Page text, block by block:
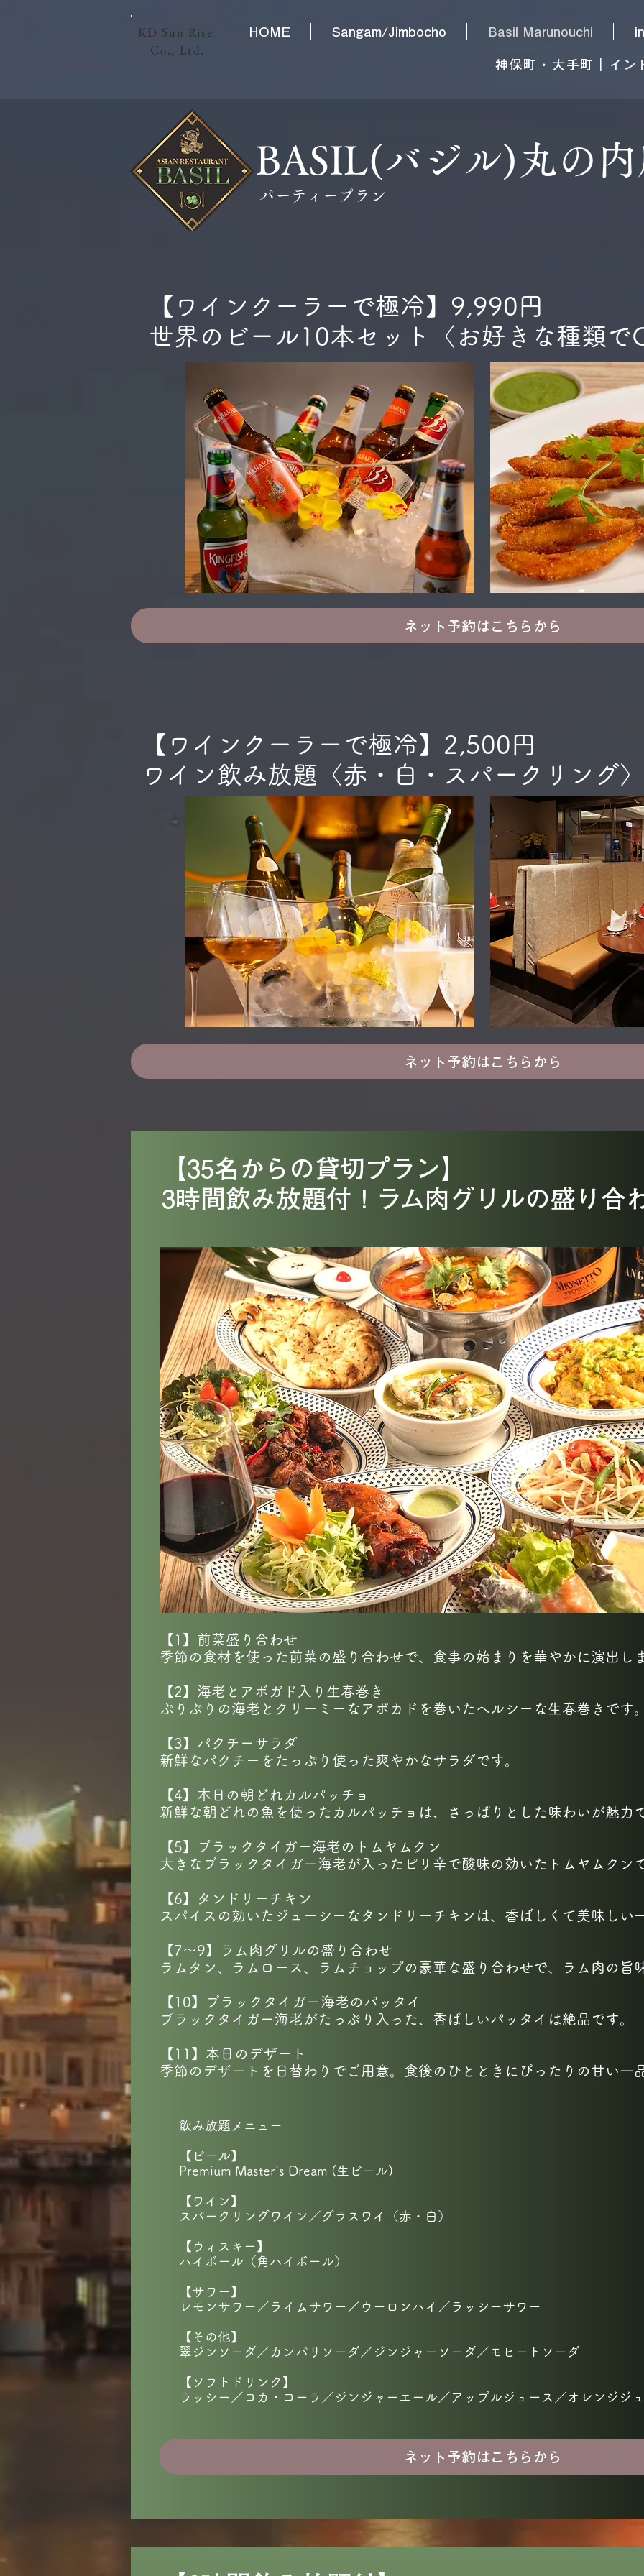
KD Sun Rise
​ Co., Ltd.
HOME Sangam/Jimbocho Basil Marunouchi
神保町・大手町｜イン
パーティープラン
BASIL(バジル)丸の
【ワインクーラーで極冷】9,990円
世界のビール10本セット〈お好きな種類で
ネット予約はこちらから
【ワインクーラーで極冷】2,500円
ワイン飲み放題〈赤・白・スパークリング〉
ネット予約はこちらから
【35名からの貸切プラン】
3時間飲み放題付！ラム肉グリルの盛り合
【1】前菜盛り合わせ
季節の食材を使った前菜の盛り合わせで、食事の始まりを華やかに演出し
【2】海老とアボガド入り生春巻き
ぷりぷりの海老とクリーミーなアボカドを巻いたヘルシーな生春巻きです
【3】パクチーサラダ
新鮮なパクチーをたっぷり使った爽やかなサラダです。
【4】本日の朝どれカルパッチョ
新鮮な朝どれの魚を使ったカルパッチョは、さっぱりとした味わいが魅力
【5】ブラックタイガー海老のトムヤムクン
大きなブラックタイガー海老が入ったピリ辛で酸味の効いたトムヤムクン
【6】タンドリーチキン
スパイスの効いたジューシーなタンドリーチキンは、香ばしくて美味しい
【7～9】ラム肉グリルの盛り合わせ
ラムタン、ラムロース、ラムチョップの豪華な盛り合わせで、ラム肉の旨
【10】ブラックタイガー海老のパッタイ
ブラックタイガー海老がたっぷり入った、香ばしいパッタイは絶品です。
【11】本日のデザート
季節のデザートを日替わりでご用意。食後のひとときにぴったりの甘い一
飲み放題メニュー
【ビール】
Premium Master's Dream (生ビール)
【ワイン】
スパークリングワイン／グラスワイ（赤・白）
【ウィスキー】
ハイボール（角ハイボール）
【サワー】
レモンサワー／ライムサワー／ウーロンハイ／ラッシーサワー
【その他】
翠ジンソーダ／カンパリソーダ／ジンジャーソーダ／モヒートソーダ
【ソフトドリンク】
ラッシー／コカ・コーラ／ジンジャーエール／アップルジュース／オレンジジ
ネット予約はこちらから